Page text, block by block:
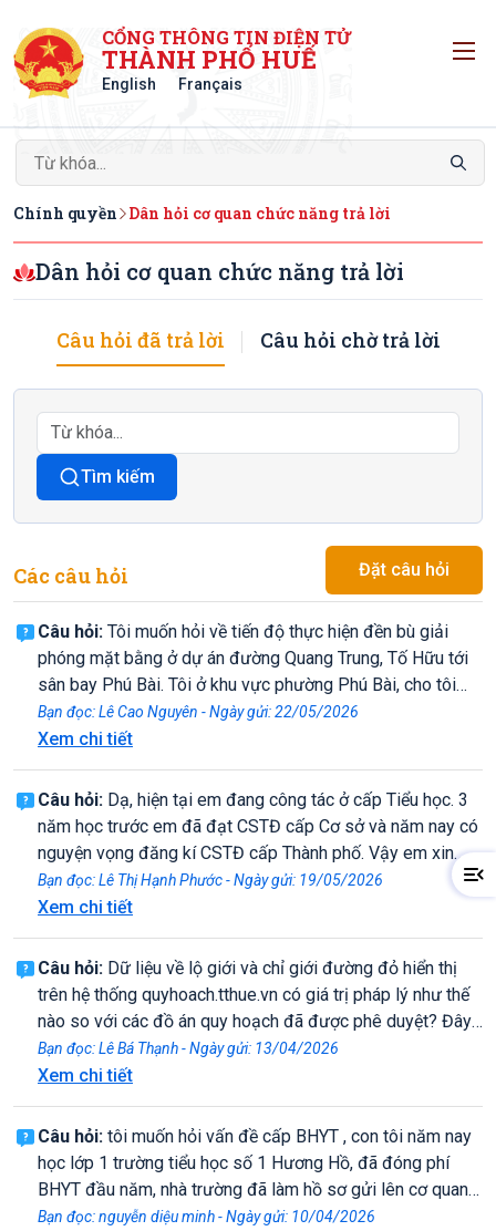
CỔNG THÔNG TIN ĐIỆN TỬ
THÀNH PHỐ HUẾ
English Français
Chính quyền Dân hỏi cơ quan chức năng trả lời
Dân hỏi cơ quan chức năng trả lời
Câu hỏi đã trả lời Câu hỏi chờ trả lời
Tìm kiếm
Các câu hỏi Đặt câu hỏi
Câu hỏi: Tôi muốn hỏi về tiến độ thực hiện đền bù giải
phóng mặt bằng ở dự án đường Quang Trung, Tố Hữu tới
sân bay Phú Bài. Tôi ở khu vực phường Phú Bài, cho tôi
hỏi khu vực đó đã đền bù hết cho các hộ dân bị ảnh hưởng
chưa, tôi hỏi thì xung quanh khu vực tôi ở đã được đền bù
mà tôi lại chưa thấy đền bù cho tôi. Mong cơ quan xem
xét giúp tôi
Bạn đọc: Lê Cao Nguyên - Ngày gửi: 22/05/2026
Xem chi tiết
Câu hỏi: Dạ, hiện tại em đang công tác ở cấp Tiểu học. 3
năm học trước em đã đạt CSTĐ cấp Cơ sở và năm nay có
nguyện vọng đăng kí CSTĐ cấp Thành phố. Vậy em xin
phép hỏi là để được xét CSTĐ cấp Thành phố thì năm học
này có yêu cầu điều kiện đạt CSTĐ cấp cở sở không ạ?
Em xin cảm ơn!
Bạn đọc: Lê Thị Hạnh Phước - Ngày gửi: 19/05/2026
Xem chi tiết
Câu hỏi: Dữ liệu về lộ giới và chỉ giới đường đỏ hiển thị
trên hệ thống quyhoach.tthue.vn có giá trị pháp lý như thế
nào so với các đồ án quy hoạch đã được phê duyệt? Đây
có phải là căn cứ chính thức để áp dụng trong quản lý trật
tự xây dựng và xác định ranh giới tại hiện trường hay
không?
Bạn đọc: Lê Bá Thạnh - Ngày gửi: 13/04/2026
Xem chi tiết
Câu hỏi: tôi muốn hỏi vấn đề cấp BHYT , con tôi năm nay
học lớp 1 trường tiểu học số 1 Hương Hồ, đã đóng phí
BHYT đầu năm, nhà trường đã làm hồ sơ gửi lên cơ quan
cấp Bảo Hiểm ở Huế, nhưng đến nay hồ sơ con tôi vẫn
Bạn đọc: nguyễn diệu minh - Ngày gửi: 10/04/2026